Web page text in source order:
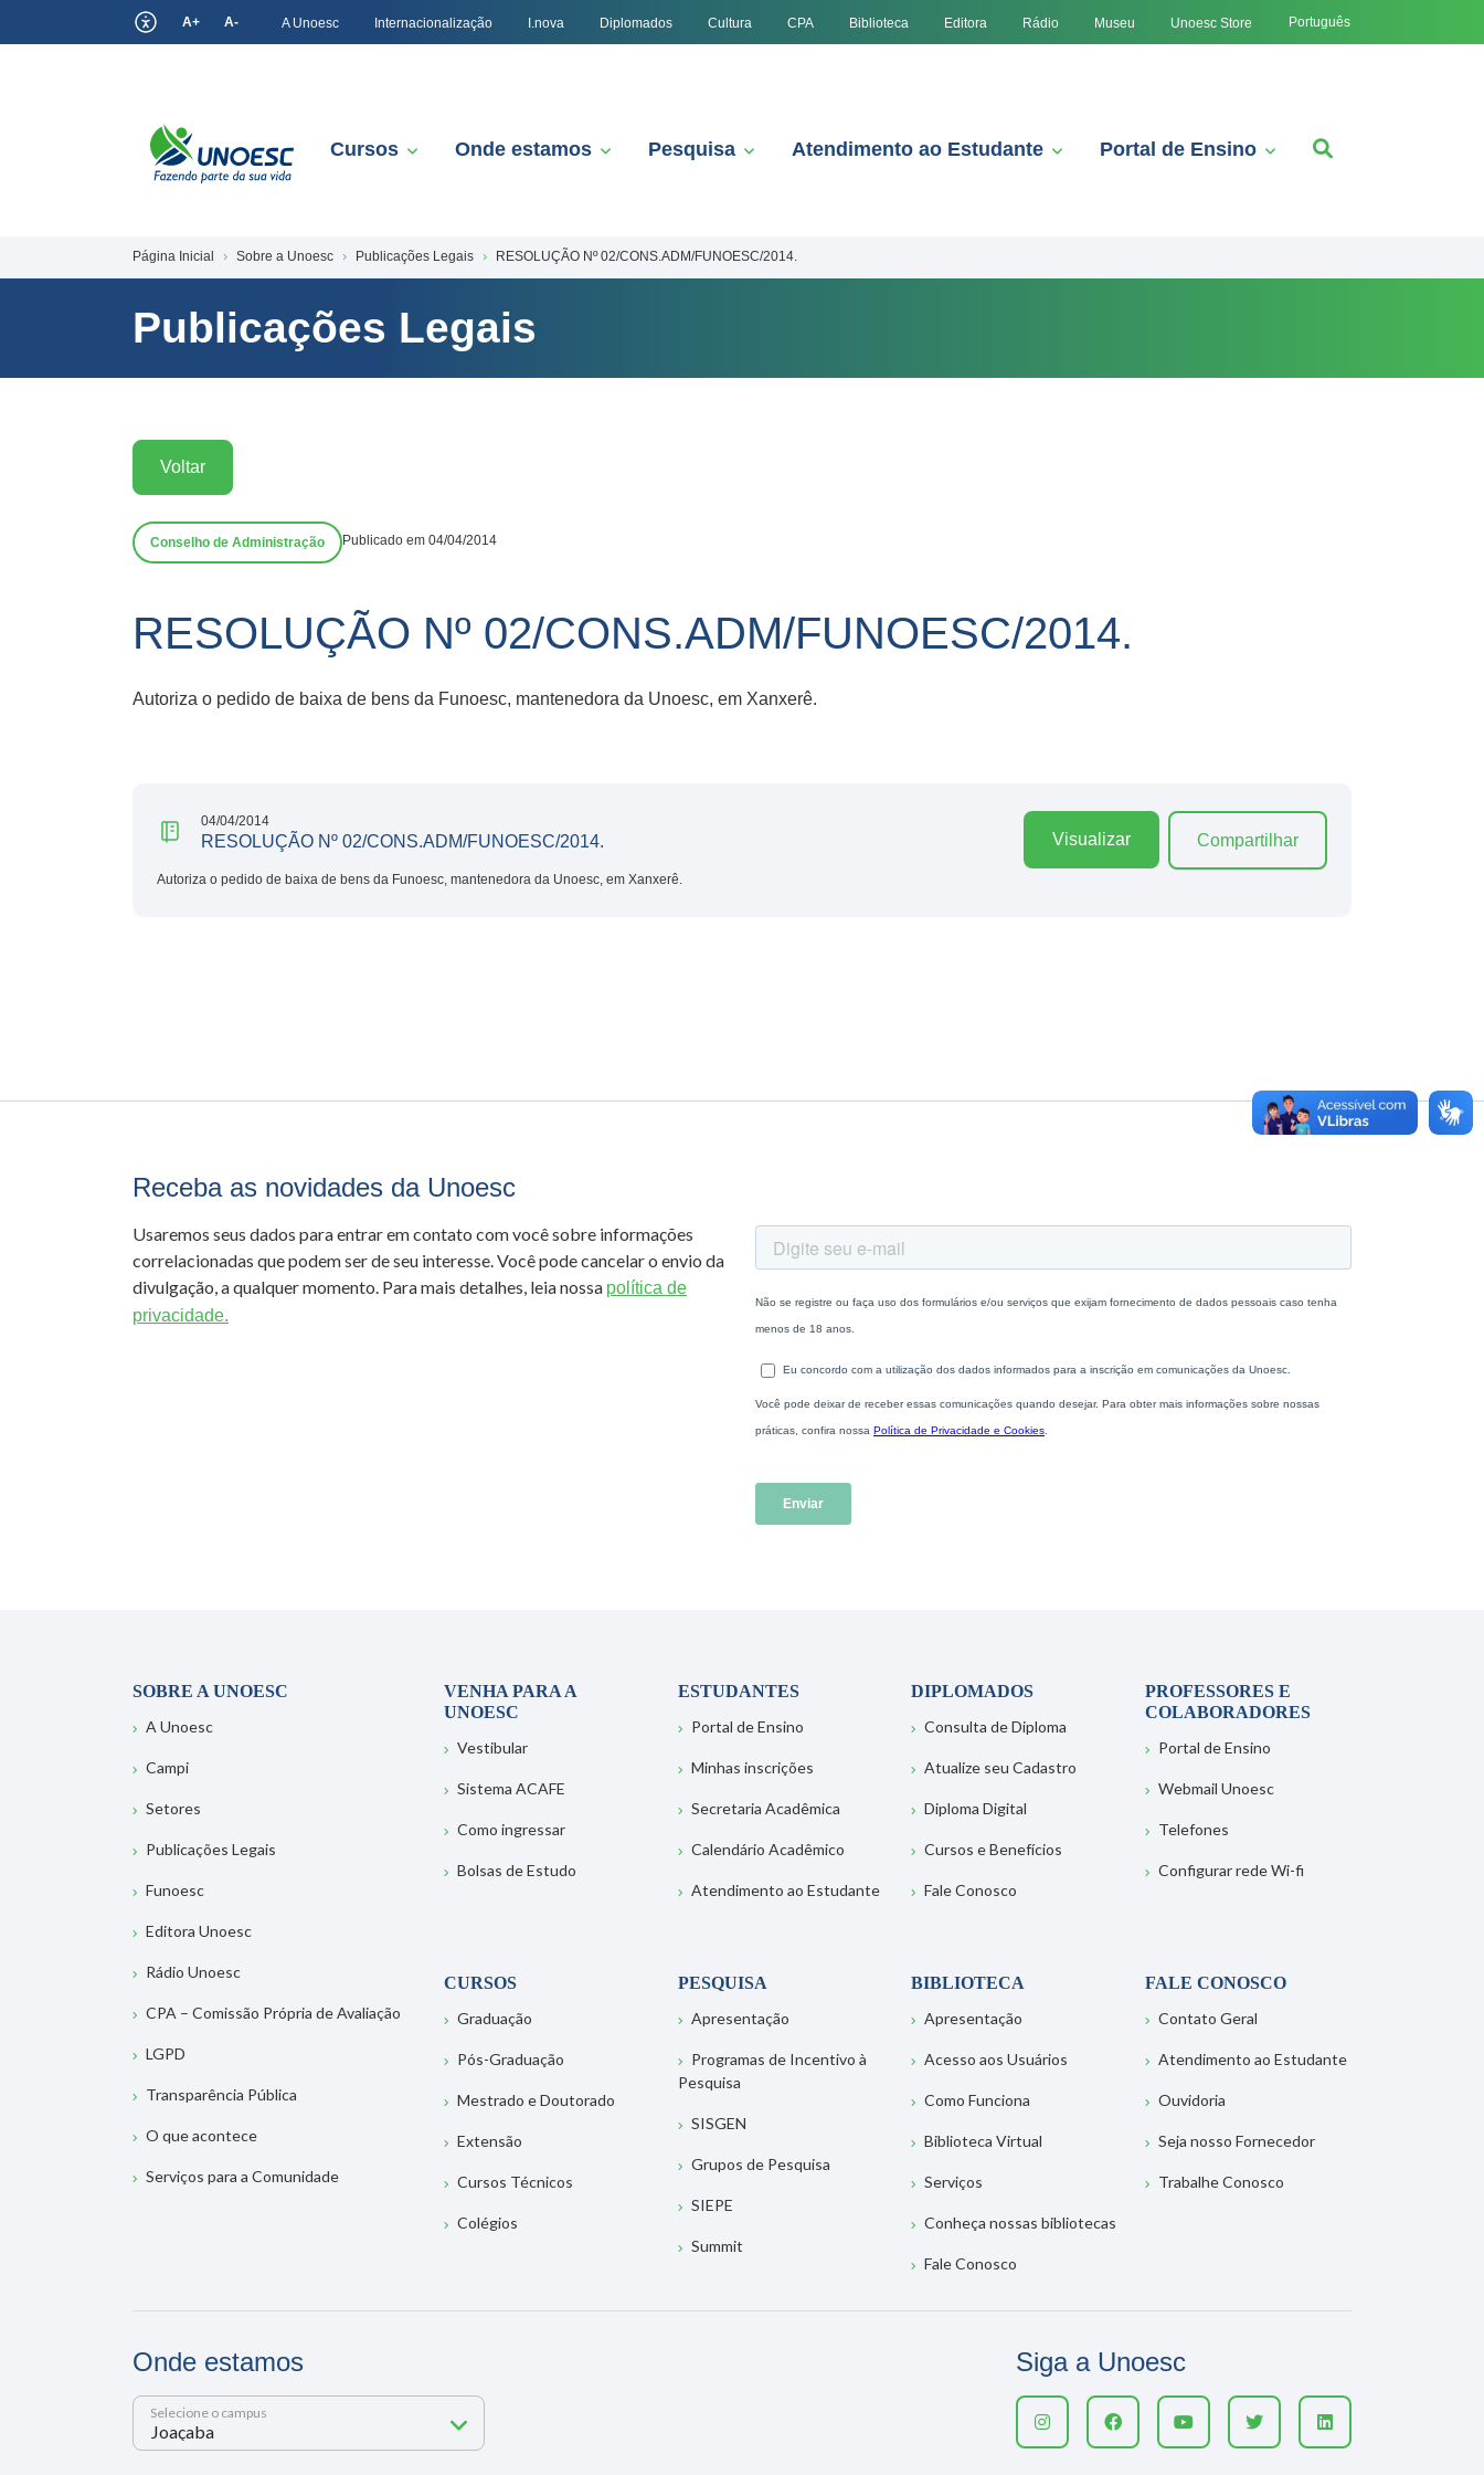
A+ A- A Unoesc Internacionalização I.nova Diplomados Cultura CPA Biblioteca Editora Rádio Museu Unoesc Store Português
Cursos Onde estamos Pesquisa Atendimento ao Estudante Portal de Ensino
Página Inicial Sobre a Unoesc Publicações Legais RESOLUÇÃO Nº 02/CONS.ADM/FUNOESC/2014.
Publicações Legais
Voltar
Conselho de Administração Publicado em 04/04/2014
RESOLUÇÃO Nº 02/CONS.ADM/FUNOESC/2014.
Autoriza o pedido de baixa de bens da Funoesc, mantenedora da Unoesc, em Xanxerê.
04/04/2014
RESOLUÇÃO Nº 02/CONS.ADM/FUNOESC/2014.
Autoriza o pedido de baixa de bens da Funoesc, mantenedora da Unoesc, em Xanxerê.
Visualizar Compartilhar
Receba as novidades da Unoesc
Usaremos seus dados para entrar em contato com você sobre informações
correlacionadas que podem ser de seu interesse. Você pode cancelar o envio da
divulgação, a qualquer momento. Para mais detalhes, leia nossa política de
privacidade.
SOBRE A UNOESC
A Unoesc
Campi
Setores
Publicações Legais
Funoesc
Editora Unoesc
Rádio Unoesc
CPA – Comissão Própria de Avaliação
LGPD
Transparência Pública
O que acontece
Serviços para a Comunidade
VENHA PARA A
UNOESC
Vestibular
Sistema ACAFE
Como ingressar
Bolsas de Estudo
ESTUDANTES
Portal de Ensino
Minhas inscrições
Secretaria Acadêmica
Calendário Acadêmico
Atendimento ao Estudante
DIPLOMADOS
Consulta de Diploma
Atualize seu Cadastro
Diploma Digital
Cursos e Benefícios
Fale Conosco
PROFESSORES E
COLABORADORES
Portal de Ensino
Webmail Unoesc
Telefones
Configurar rede Wi-fi
CURSOS
Graduação
Pós-Graduação
Mestrado e Doutorado
Extensão
Cursos Técnicos
Colégios
PESQUISA
Apresentação
Programas de Incentivo à
Pesquisa
SISGEN
Grupos de Pesquisa
SIEPE
Summit
BIBLIOTECA
Apresentação
Acesso aos Usuários
Como Funciona
Biblioteca Virtual
Serviços
Conheça nossas bibliotecas
Fale Conosco
FALE CONOSCO
Contato Geral
Atendimento ao Estudante
Ouvidoria
Seja nosso Fornecedor
Trabalhe Conosco
Onde estamos
Selecione o campus
Siga a Unoesc